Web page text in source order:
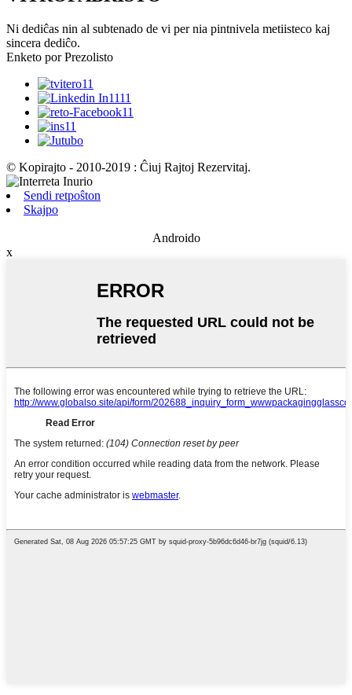
Ni dediĉas nin al subtenado de vi per nia pintnivela metiisteco kaj
sincera dediĉo.
Enketo por Prezolisto
© Kopirajto - 2010-2019 : Ĉiuj Rajtoj Rezervitaj.
Sendi retpoŝton
Skajpo
Androido
x